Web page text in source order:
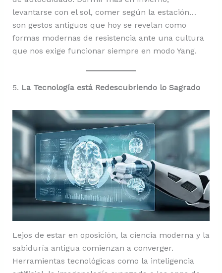
levantarse con el sol, comer según la estación…
son gestos antiguos que hoy se revelan como
formas modernas de resistencia ante una cultura
que nos exige funcionar siempre en modo Yang.
5. La Tecnología está Redescubriendo lo Sagrado
Lejos de estar en oposición, la ciencia moderna y la
sabiduría antigua comienzan a converger.
Herramientas tecnológicas como la inteligencia